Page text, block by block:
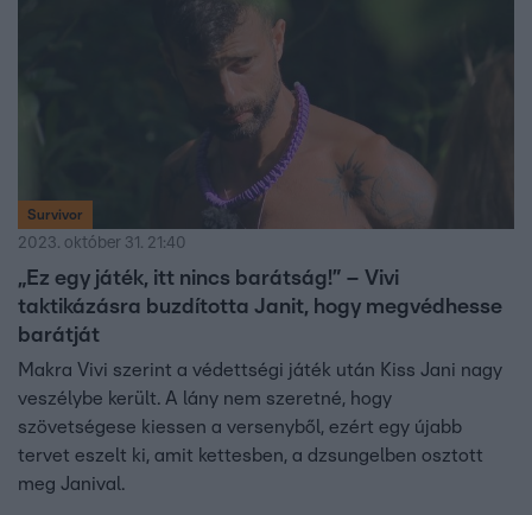
Survivor
2023. október 31. 21:40
„Ez egy játék, itt nincs barátság!” – Vivi
taktikázásra buzdította Janit, hogy megvédhesse
barátját
Makra Vivi szerint a védettségi játék után Kiss Jani nagy
veszélybe került. A lány nem szeretné, hogy
szövetségese kiessen a versenyből, ezért egy újabb
tervet eszelt ki, amit kettesben, a dzsungelben osztott
meg Janival.